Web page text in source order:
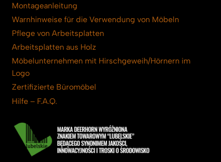
Montageanleitung
Warnhinweise für die Verwendung von Möbeln
Pflege von Arbeitsplatten
Arbeitsplatten aus Holz
Möbelunternehmen mit Hirschgeweih/Hörnern im
Logo
Zertifizierte Büromöbel
Hilfe – F.A.Q.